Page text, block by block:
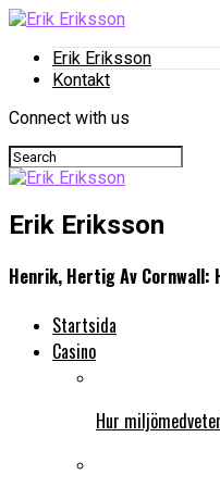
Erik Eriksson
Kontakt
Connect with us
Erik Eriksson
Henrik, Hertig Av Cornwall:
Startsida
Casino
Hur